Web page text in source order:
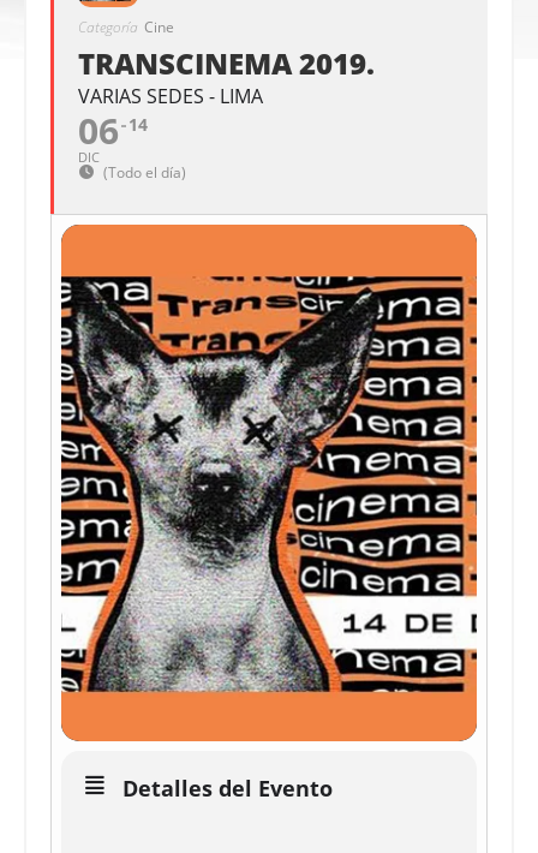
Categoría Cine
TRANSCINEMA 2019.
VARIAS SEDES - LIMA
06
DIC
14
(Todo el día)
Detalles del Evento